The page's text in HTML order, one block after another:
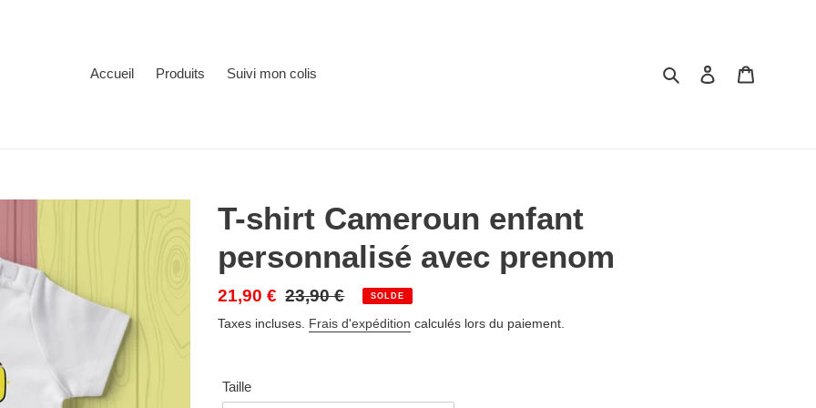
Accueil
Produits Suivi mon colis RechercherSe connecter
T-shirt Cameroun enfant
personnalisé avec prenom
Prix
réduit
21,90 € Prix
normal
23,90 € SOLDE
Taxes incluses. Frais d'expédition calculés lors du paiement.
Taille